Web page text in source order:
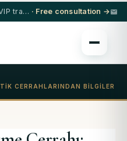
5★ hotel + VIP transfer on select procedures · Free consultation →
CERRAHLARINDAN BILGILER